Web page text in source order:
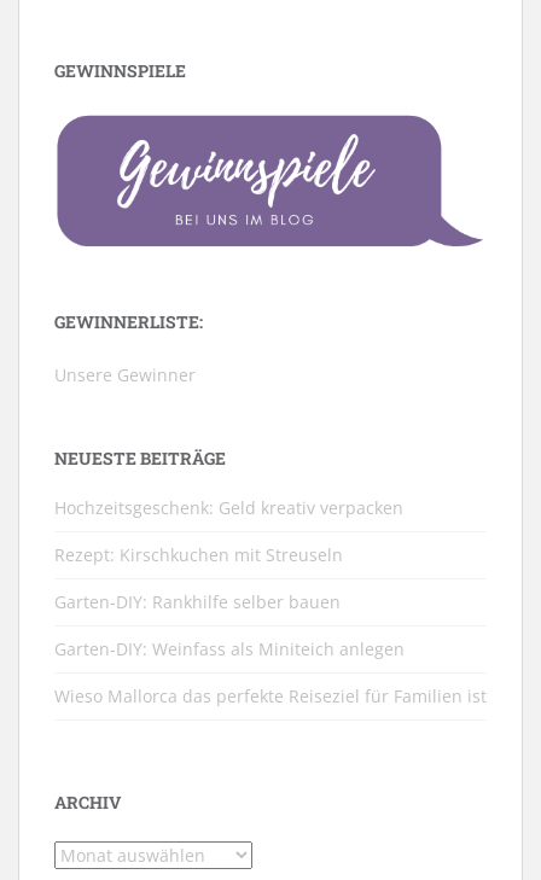
GEWINNSPIELE
GEWINNERLISTE:
Unsere Gewinner
NEUESTE BEITRÄGE
Hochzeitsgeschenk: Geld kreativ verpacken
Rezept: Kirschkuchen mit Streuseln
Garten-DIY: Rankhilfe selber bauen
Garten-DIY: Weinfass als Miniteich anlegen
Wieso Mallorca das perfekte Reiseziel für Familien ist
ARCHIV
Archiv